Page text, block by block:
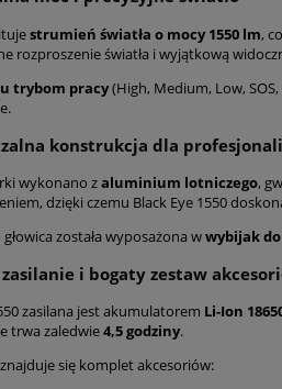
strumień światła o mocy 1550 lm,
rozproszenie światła i wyjątkową
trybom pracy(High, Medium, Low,
konstrukcja dla
wykonano zaluminium lotniczego,
dzięki czemu Black Eye 1550
została wyposażona wwybijak do
i bogaty zestaw
zasilana jest akumulatorem Li-Ion
trwa zaledwie4,5 godziny.
się komplet akcesoriów: